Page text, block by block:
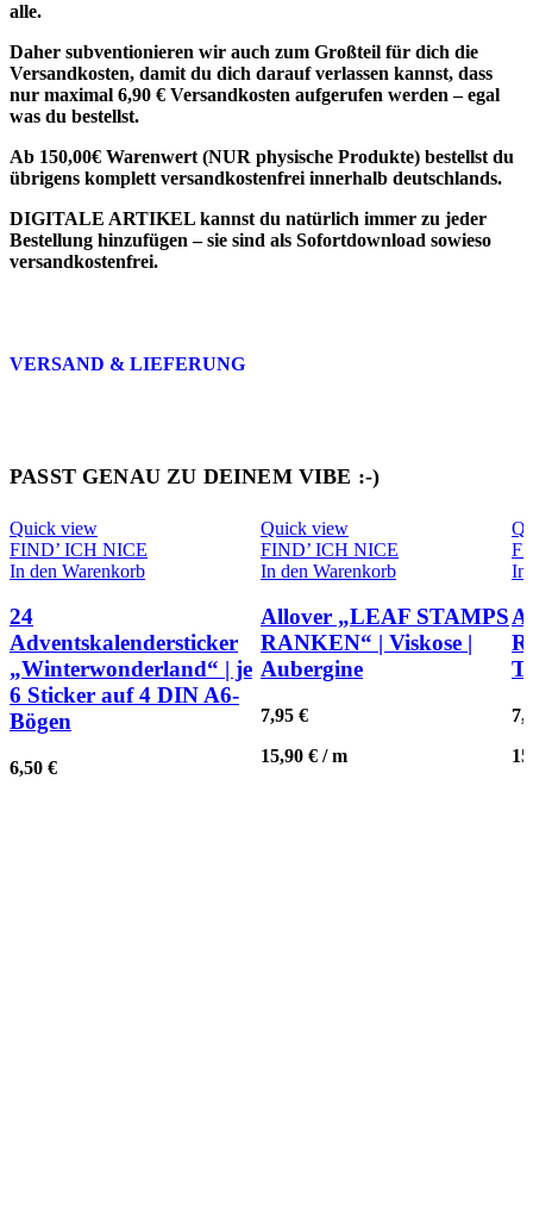
alle.
Daher subventionieren wir auch zum Großteil für dich die
Versandkosten, damit du dich darauf verlassen kannst, dass
nur maximal 6,90 € Versandkosten aufgerufen werden – egal
was du bestellst.
Ab 150,00€ Warenwert (NUR physische Produkte) bestellst du
übrigens komplett versandkostenfrei innerhalb deutschlands.
DIGITALE ARTIKEL kannst du natürlich immer zu jeder
Bestellung hinzufügen – sie sind als Sofortdownload sowieso
versandkostenfrei.
VERSAND & LIEFERUNG
PASST GENAU ZU DEINEM VIBE :-)
Quick view
FIND’ ICH NICE
In den Warenkorb
24
Adventskalendersticker
„Winterwonderland“ | je
6 Sticker auf 4 DIN A6-
Bögen
6,50 €
Quick view
FIND’ ICH NICE
In den Warenkorb
Allover „LEAF STAMPS
RANKEN“ | Viskose |
Aubergine
7,95 €
15,90 € /m
In